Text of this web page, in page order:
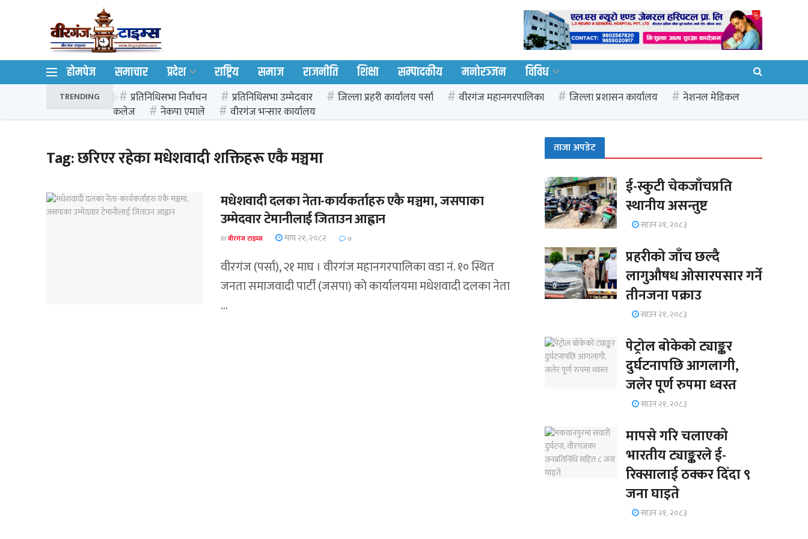
होमपेज समाचार प्रदेश राष्ट्रिय समाज राजनीति शिक्षा सम्पादकीय मनोरञ्जन विविध
TRENDING प्रतिनिधिसभा निर्वाचन प्रतिनिधिसभा उम्मेदवार जिल्ला प्रहरी कार्यालय पर्सा वीरगंज महानगरपालिका जिल्ला प्रशासन कार्यालय
नेशनल मेडिकल
कलेज
नेकपा एमाले वीरगंज भन्सार कार्यालय
Tag:छरिएर रहेका मधेशवादी शक्तिहरू एकै मञ्चमा
मधेशवादी दलका नेता-कार्यकर्ताहरु एकै मञ्चमा, जसपाका
उम्मेदवार टेमानीलाई जिताउन आह्वान
BYवीरगंज टाइम्स माघ २१, २०८२ 0
वीरगंज (पर्सा), २१ माघ । वीरगंज महानगरपालिका वडा नं. १० स्थित
जनता समाजवादी पार्टी (जसपा) को कार्यालयमा मधेशवादी दलका नेता
...
ताजा अपडेट
ई-स्कुटी चेकजाँचप्रति
स्थानीय असन्तुष्ट
साउन २१, २०८३
प्रहरीको जाँच छल्दै
लागुऔषध ओसारपसार गर्ने
तीनजना पक्राउ
साउन २१, २०८३
पेट्रोल बोकेको ट्याङ्कर
दुर्घटनापछि आगलागी,
जलेर पूर्ण रुपमा ध्वस्त
साउन २१, २०८३
मापसे गरि चलाएको
भारतीय ट्याङ्करले ई-
रिक्सालाई ठक्कर दिँदा ९
जना घाइते
साउन २१, २०८३